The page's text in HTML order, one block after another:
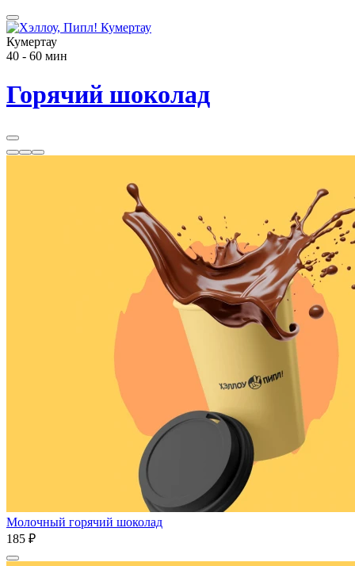
Кумертау
40 - 60 мин
Горячий шоколад
Молочный горячий шоколад
185 ₽